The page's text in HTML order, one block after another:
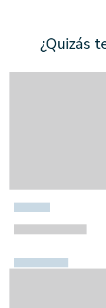
¿Quizás